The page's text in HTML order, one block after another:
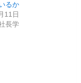
るか
11日
長学